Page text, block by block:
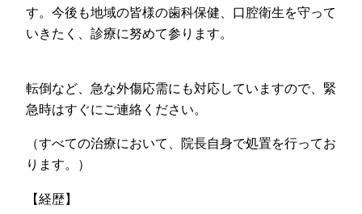
す。今後も地域の皆様の歯科保健、口腔衛生を守って
いきたく、診療に努めて参ります。
転倒など、急な外傷応需にも対応していますので、緊
急時はすぐにご連絡ください。
（すべての治療において、院長自身で処置を行ってお
ります。）
【経歴】